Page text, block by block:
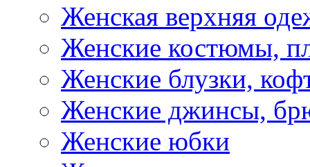
Женская верхняя
Женские костюмы,
Женские блузки,
Женские джинсы,
Женские юбки